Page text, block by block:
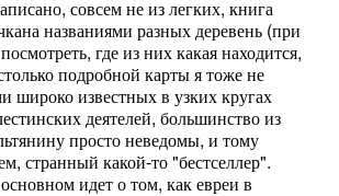
совсем не из легких, книга
названиями разных деревень (при
где из них какая находится,
подробной карты я тоже не
широко известных в узких кругах
деятелей, большинство из
просто неведомы, и тому
странный какой-то "бестселлер".
идет о том, как евреи в